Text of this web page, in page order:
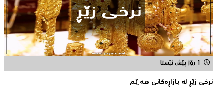
1 رۆژ پێش ئێستا
نرخى زێڕ له‌ بازاڕه‌كانی هه‌رێم